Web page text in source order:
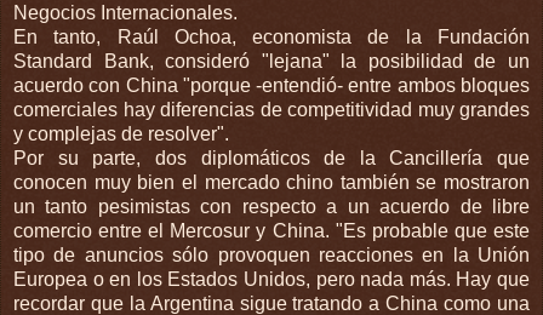
Negocios Internacionales.
En tanto, Raúl Ochoa, economista de la Fundación
Standard Bank, consideró "lejana" la posibilidad de un
acuerdo con China "porque -entendió- entre ambos bloques
comerciales hay diferencias de competitividad muy grandes
y complejas de resolver".
Por su parte, dos diplomáticos de la Cancillería que
conocen muy bien el mercado chino también se mostraron
un tanto pesimistas con respecto a un acuerdo de libre
comercio entre el Mercosur y China. "Es probable que este
tipo de anuncios sólo provoquen reacciones en la Unión
Europea o en los Estados Unidos, pero nada más. Hay que
recordar que la Argentina sigue tratando a China como una